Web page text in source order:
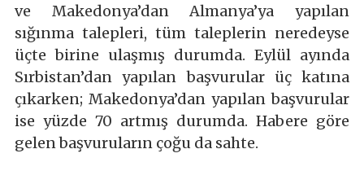
ve Makedonya’dan Almanya’ya yapılan
sığınma talepleri, tüm taleplerin neredeyse
üçte birine ulaşmış durumda. Eylül ayında
Sırbistan’dan yapılan başvurular üç katına
çıkarken; Makedonya’dan yapılan başvurular
ise yüzde 70 artmış durumda. Habere göre
gelen başvuruların çoğu da sahte.